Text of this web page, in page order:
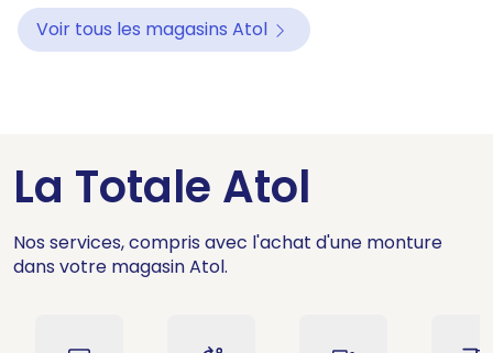
Voir tous les magasins Atol
La Totale Atol
Nos services, compris avec l'achat d'une monture
dans votre magasin Atol.